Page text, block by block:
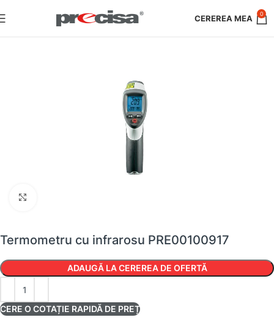
0
Termometru cu infrarosu PRE00100917
ADAUGĂ LA CEREREA DE OFERTĂ
CERE O COTAȚIE RAPIDĂ DE PREȚ